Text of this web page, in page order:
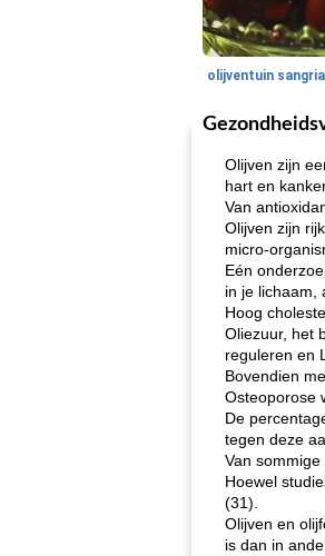
olijventuin sangria
Olijven zijn
hart en
Van
Olijven zijn
micro-
Eén
in je lichaam,
Hoog
Oliezuur, het
reguleren en
Bovendien
Osteoporose
De
tegen deze
Van
Hoewel
(31).
Olijven en
is dan in